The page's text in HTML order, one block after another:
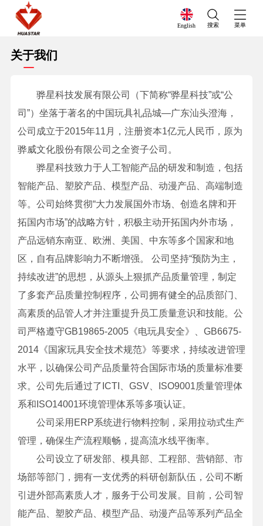
English 搜索 菜单
关于我们
骅星科技发展有限公司（下简称“骅星科技”或“公
司”）坐落于著名的中国玩具礼品城—广东汕头澄海，
公司成立于2015年11月，注册资本1亿元人民币，原为
骅威文化股份有限公司之全资子公司。
骅星科技致力于人工智能产品的研发和制造，包括
智能产品、塑胶产品、模型产品、动漫产品、高端制造
等。公司始终贯彻“大力发展国外市场、创造名牌和开
拓国内市场”的战略方针，积极主动开拓国内外市场，
产品远销东南亚、欧洲、美国、中东等多个国家和地
区，自有品牌影响力不断增强。 公司坚持“预防为主，
持续改进”的思想，从源头上狠抓产品质量管理，制定
了多套产品质量控制程序，公司拥有健全的品质部门、
高素质的品管人才并注重提升员工质量意识和技能。公
司严格遵守GB19865-2005《电玩具安全》、GB6675-
2014《国家玩具安全技术规范》等要求，持续改进管理
水平，以确保公司产品质量符合国际市场的质量标准要
求。公司先后通过了ICTI、GSV、ISO9001质量管理体
系和ISO14001环境管理体系等多项认证。
公司采用ERP系统进行物料控制，采用拉动式生产
管理，确保生产流程顺畅，提高流水线平衡率。
公司设立了研发部、模具部、工程部、营销部、市
场部等部门，拥有一支优秀的科研创新队伍，公司不断
引进外部高素质人才，服务于公司发展。目前，公司智
能产品、塑胶产品、模型产品、动漫产品等系列产品全